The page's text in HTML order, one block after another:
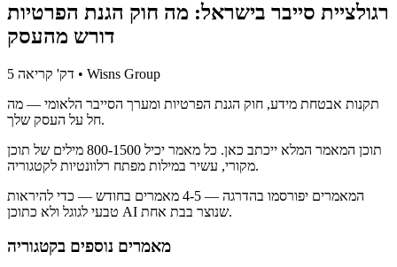
רגולציית סייבר בישראל: מה חוק הגנת הפרטיות
דורש מהעסק
5 דק' קריאה • Wisns Group
תקנות אבטחת מידע, חוק הגנת הפרטיות ומערך הסייבר הלאומי — מה
חל על העסק שלך.
תוכן המאמר המלא ייכתב כאן. כל מאמר יכיל 800-1500 מילים של תוכן
מקורי, עשיר במילות מפתח רלוונטיות לקטגוריה.
המאמרים יפורסמו בהדרגה — 4-5 מאמרים בחודש — כדי להיראות
טבעי לגוגל ולא כתוכן AI שנוצר בבת אחת.
מאמרים נוספים בקטגוריה